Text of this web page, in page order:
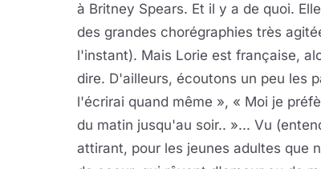
à Britney Spears. Et il y a de quoi.
des grandes chorégraphies très
l'instant). Mais Lorie est française,
dire. D'ailleurs, écoutons un peu les
l'écrirai quand même », « Moi je
du matin jusqu'au soir.. »... Vu
attirant, pour les jeunes adultes que